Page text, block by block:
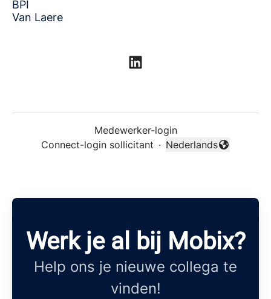
BPI
Van Laere
Medewerker-login
Connect-login sollicitant ·
Taal wijzigen
Nederlands
Werk je al bij Mobix?
Help ons je nieuwe collega te
vinden!